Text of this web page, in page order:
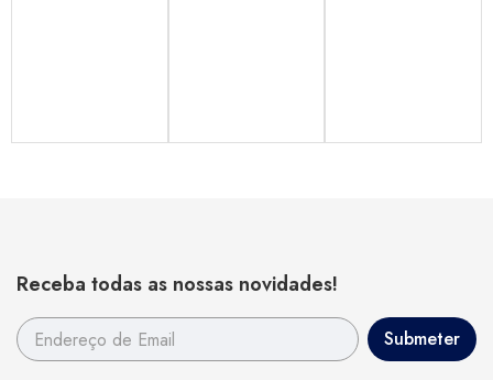
Receba todas as nossas novidades!